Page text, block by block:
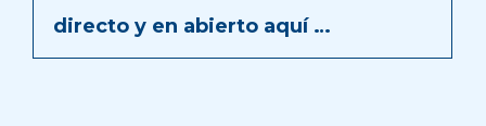
directo y en abierto aquí …